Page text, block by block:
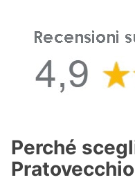
Perché